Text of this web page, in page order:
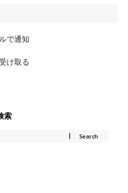
で通知
け取る
索